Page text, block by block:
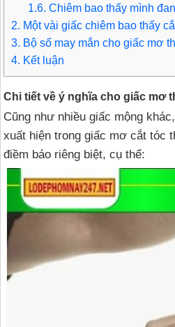
1.6. Chiêm bao thấy mình
2. Một vài giấc chiêm bao thấy
3. Bộ số may mắn cho giấc mơ
4. Kết luận
Chi tiết về ý nghĩa cho giấc mơ
Cũng như nhiều giấc mộng
xuất hiện trong giấc mơ cắt tóc
điềm báo riêng biệt, cụ thể: